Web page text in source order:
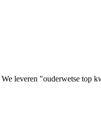
leveren "ouderwetse top